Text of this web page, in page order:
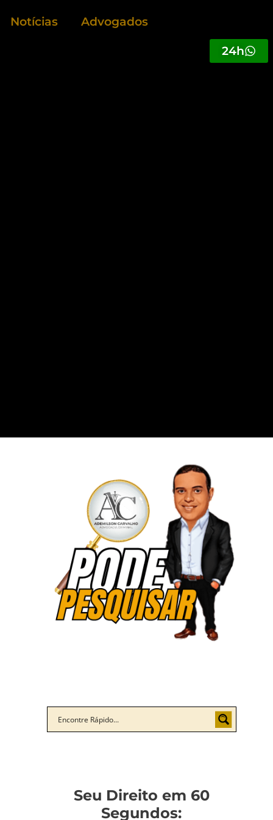
Notícias Advogados
24h
Seu Direito em 60
Segundos: